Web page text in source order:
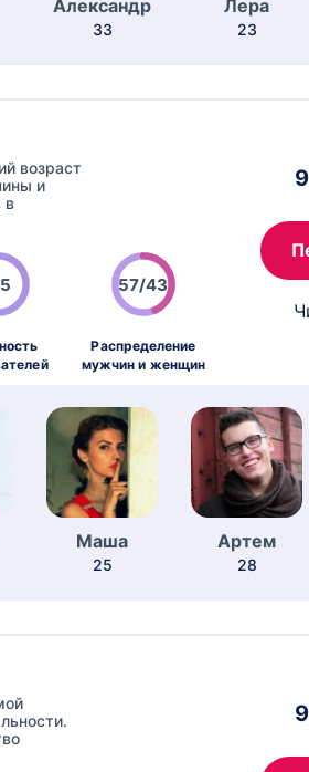
Александр
33
Лера
23
возраст
и
в
57/43
Распределение
мужчин и женщин
Маша
25
Артем
28